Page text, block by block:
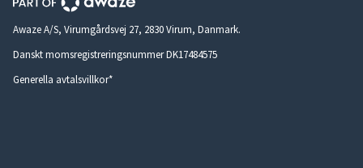
Awaze A/S, Virumgårdsvej 27, 2830 Virum, Danmark.
Danskt momsregistreringsnummer DK17484575
Generella avtalsvillkor*